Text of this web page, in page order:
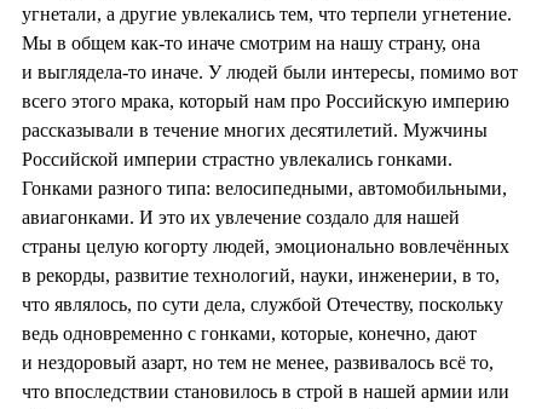
угнетали, а другие увлекались тем, что терпели угнетение.
Мы в общем как-то иначе смотрим на нашу страну, она
и выглядела-то иначе. У людей были интересы, помимо вот
всего этого мрака, который нам про Российскую империю
рассказывали в течение многих десятилетий. Мужчины
Российской империи страстно увлекались гонками.
Гонками разного типа: велосипедными, автомобильными,
авиагонками. И это их увлечение создало для нашей
страны целую когорту людей, эмоционально вовлечённых
в рекорды, развитие технологий, науки, инженерии, в то,
что являлось, по сути дела, службой Отечеству, поскольку
ведь одновременно с гонками, которые, конечно, дают
и нездоровый азарт, но тем не менее, развивалось всё то,
что впоследствии становилось в строй в нашей армии или